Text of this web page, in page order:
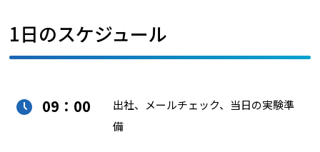
1日のスケジュール
09：00
出社、メールチェック、当日の実験準
備